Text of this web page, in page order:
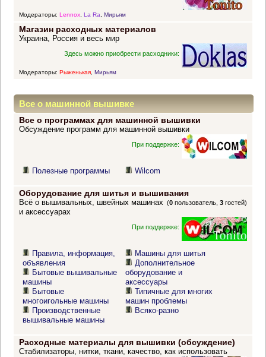
Модераторы: Lennox, La Ra, Мирьям
Магазин расходных материалов
Украина, Россия и весь мир
Здесь можно приобрести расходники:
Модераторы: Рыженькая, Мирьям
Все о машинной вышивке
Все о программах для машинной вышивки
Обсуждение программ для машинной вышивки
При поддержке:
Полезные программы Wilcom
Оборудование для шитья и вышивания
(0 пользователь,3 гостей)
Всё о вышивальных, швейных машинах
и аксессуарах
При поддержке:
Правила, информация,
объявления
Бытовые вышивальные
машины
Бытовые
многоигольные машины
Производственные
вышивальные машины
Машины для шитья
Дополнительное
оборудование и
аксессуары
Типичные для многих
машин проблемы
Всяко-разно
Расходные материалы для вышивки (обсуждение)
Стабилизаторы, нитки, ткани, качество, как использовать